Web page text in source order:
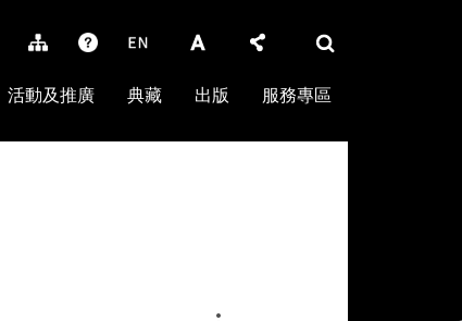
活動及推廣 典藏 出版 服務專區